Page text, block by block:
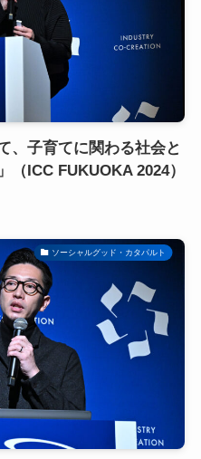
、子育てに関わる社会と
（ICC FUKUOKA 2024）
ソーシャルグッド・カタパルト